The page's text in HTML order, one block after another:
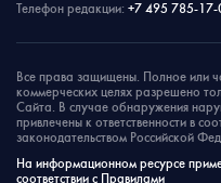
Телефон редакции: +7 495 785-17-
Все права защищены. Полное или
коммерческих целях разрешено
Сайта. В случае обнаружения
привлечены к ответственности в
законодательством Российской
На информационном ресурсе
соответствии с Правилами